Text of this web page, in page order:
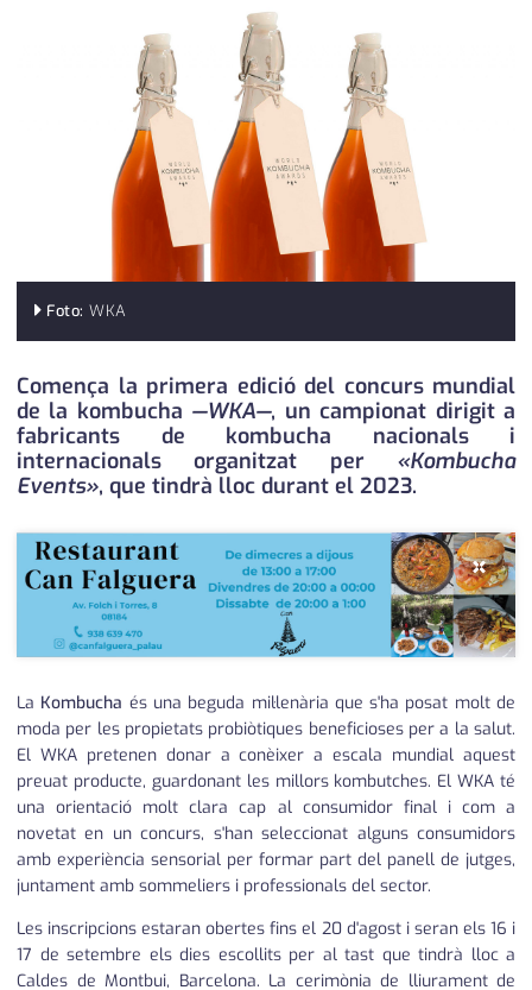
medi ambient
opinió
política
promo serveis
reportatge
salut
societat
successos
urbanisme
editorial
calendari
Foto: WKA
Comença la primera edició del concurs mundial
de la kombucha —WKA—, un campionat dirigit a
fabricants de kombucha nacionals i
internacionals organitzat per «Kombucha
Events», que tindrà lloc durant el 2023.
×
La Kombucha és una beguda mil·lenària que s'ha posat molt de
moda per les propietats probiòtiques beneficioses per a la salut.
El WKA pretenen donar a conèixer a escala mundial aquest
preuat producte, guardonant les millors kombutches. El WKA té
una orientació molt clara cap al consumidor final i com a
novetat en un concurs, s'han seleccionat alguns consumidors
amb experiència sensorial per formar part del panell de jutges,
juntament amb sommeliers i professionals del sector.
Les inscripcions estaran obertes fins el 20 d'agost i seran els 16 i
17 de setembre els dies escollits per al tast que tindrà lloc a
Caldes de Montbui, Barcelona. La cerimònia de lliurament de